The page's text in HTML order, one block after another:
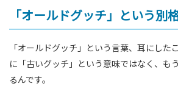
「オールドグッチ」という別
「オールドグッチ」という言葉、耳にした
に「古いグッチ」という意味ではなく、も
るんです。